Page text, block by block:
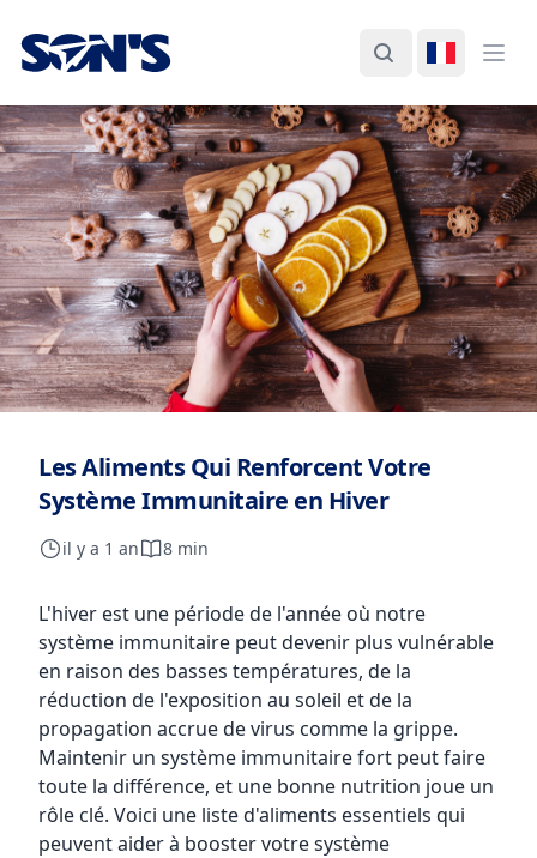
Laboratorios Química Son's
Rechercher
Changer
Les Aliments Qui Renforcent Votre
Système Immunitaire en Hiver
il y a 1 an 8 min
L'hiver est une période de l'année où notre
système immunitaire peut devenir plus vulnérable
en raison des basses températures, de la
réduction de l'exposition au soleil et de la
propagation accrue de virus comme la grippe.
Maintenir un système immunitaire fort peut faire
toute la différence, et une bonne nutrition joue un
rôle clé. Voici une liste d'aliments essentiels qui
peuvent aider à booster votre système